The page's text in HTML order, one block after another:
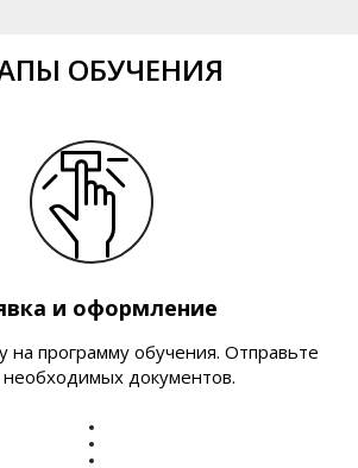
ОБУЧЕНИЯ
и оформление
на программу обучения. Отправьте
необходимых документов.